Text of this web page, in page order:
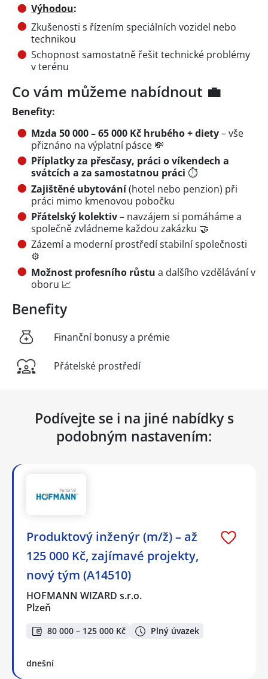
Výhodou:
Zkušenosti s řízením speciálních vozidel nebo
technikou
Schopnost samostatně řešit technické problémy
v terénu
Co vám můžeme nabídnout 💼
Benefity:
Mzda 50 000 – 65 000 Kč hrubého + diety– vše
přiznáno na výplatní pásce 💸
Příplatky za přesčasy, práci o víkendech a
svátcích a za samostatnou práci ⏱️
Zajištěné ubytování(hotel nebo penzion) při
práci mimo kmenovou pobočku
Přátelský kolektiv– navzájem si pomáháme a
společně zvládneme každou zakázku 🤝
Zázemí a moderní prostředí stabilní společnosti
⚙️
Možnost profesního růstu a dalšího vzdělávání v
oboru 📈
Benefity
Finanční bonusy a prémie
Přátelské prostředí
Podívejte se i na jiné nabídky s
podobným nastavením:
Produktový inženýr (m/ž) – až
125 000 Kč, zajímavé projekty,
nový tým (A14510)
HOFMANN WIZARD s.r.o.
Plzeň
80 000 – 125 000 Kč Plný úvazek
dnešní